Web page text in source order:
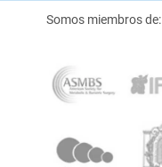
Somos miembros de: